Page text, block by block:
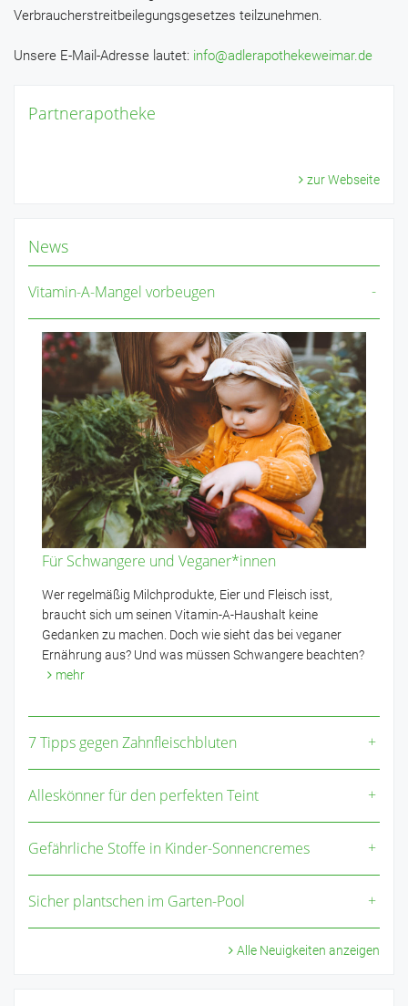
Verbraucherstreitbeilegungsgesetzes teilzunehmen.
Unsere E-Mail-Adresse lautet: info@adlerapothekeweimar.de
Partnerapotheke
zur Webseite
News
Vitamin-A-Mangel vorbeugen
Für Schwangere und Veganer*innen
Wer regelmäßig Milchprodukte, Eier und Fleisch isst,
braucht sich um seinen Vitamin-A-Haushalt keine
Gedanken zu machen. Doch wie sieht das bei veganer
Ernährung aus? Und was müssen Schwangere beachten?
mehr
7 Tipps gegen Zahnfleischbluten
Alleskönner für den perfekten Teint
Gefährliche Stoffe in Kinder-Sonnencremes
Sicher plantschen im Garten-Pool
Alle Neuigkeiten anzeigen